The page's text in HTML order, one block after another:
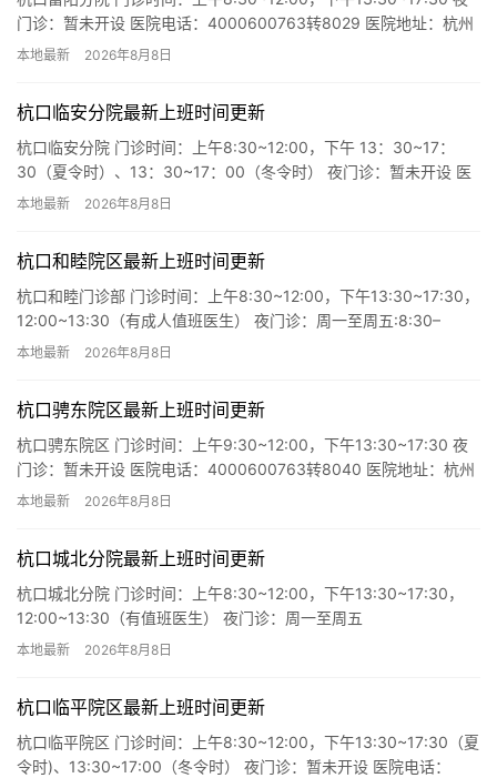
门诊：暂未开设 医院电话：4000600763转8029 医院地址：杭州
市富阳区恩波大道779号(富…
本地最新 2026年8月8日
杭口临安分院最新上班时间更新
杭口临安分院 门诊时间：上午8:30~12:00，下午 13：30~17：
30（夏令时）、13：30~17：00（冬令时） 夜门诊：暂未开设 医
院电话：4000600763转804…
本地最新 2026年8月8日
杭口和睦院区最新上班时间更新
杭口和睦门诊部 门诊时间：上午8:30~12:00，下午13:30~17:30，
12:00~13:30（有成人值班医生） 夜门诊：周一至周五:8:30–
20:30(周末…
本地最新 2026年8月8日
杭口骋东院区最新上班时间更新
杭口骋东院区 门诊时间：上午9:30~12:00，下午13:30~17:30 夜
门诊：暂未开设 医院电话：4000600763转8040 医院地址：杭州
市上城区景昙路9号全程医疗1…
本地最新 2026年8月8日
杭口城北分院最新上班时间更新
杭口城北分院 门诊时间：上午8:30~12:00，下午13:30~17:30，
12:00~13:30（有值班医生） 夜门诊：周一至周五
8:30~20:30（周末及节假日夜门诊暂停）…
本地最新 2026年8月8日
杭口临平院区最新上班时间更新
杭口临平院区 门诊时间：上午8:30~12:00，下午13:30~17:30（夏
令时)、13:30~17:00（冬令时） 夜门诊：暂未开设 医院电话：